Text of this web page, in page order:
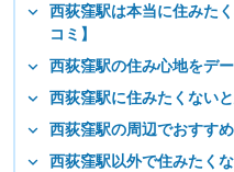
西荻窪駅は本当に住みた
コミ】
西荻窪駅の住み心地をデ
西荻窪駅に住みたくない
西荻窪駅の周辺でおすす
西荻窪駅以外で住みたく